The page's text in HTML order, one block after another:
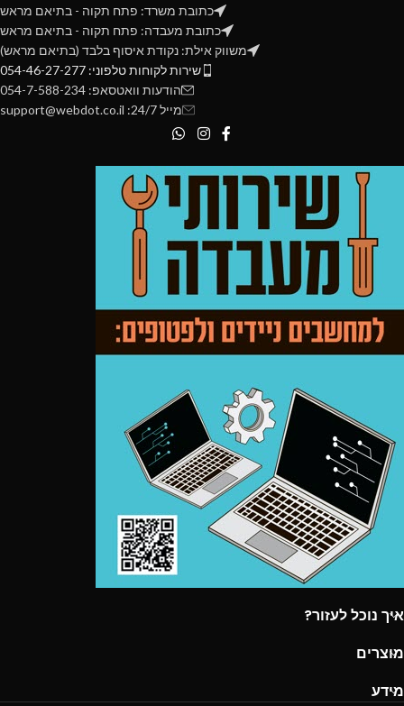
כתובת משרד: פתח תקוה - בתיאם מראש
כתובת מעבדה: פתח תקוה - בתיאם מראש
משווק אילת: נקודת איסוף בלבד (בתיאם מראש)
שירות לקוחות טלפוני: 054-46-27-277
הודעות וואטסאפ: 054-7-588-234
מייל 24/7: support@webdot.co.il
איך נוכל לעזור?
מוצרים
מידע